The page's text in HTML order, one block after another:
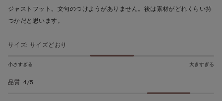
階
の
ち
の
価
ジャストフット。文句のつけようがありません。後は素材がどれくらい持
つかだと思います。
サイズ: サイズどおり
小さすぎる 大きすぎる
品質: 4/5